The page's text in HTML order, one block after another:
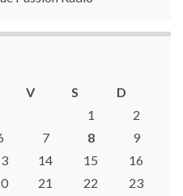
V S
D
1
2
7 8
9
14 15
16
21 22
23